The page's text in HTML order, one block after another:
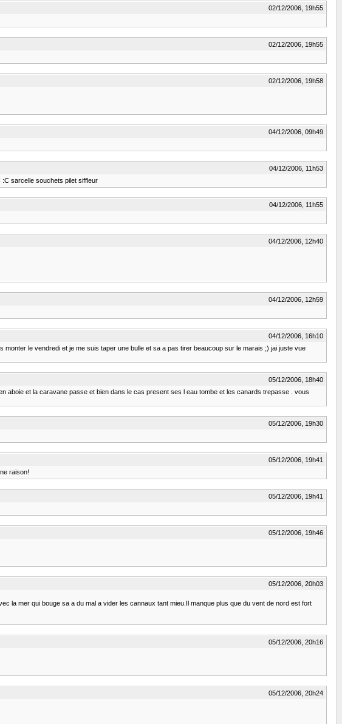
02/12/2006, 19h55
02/12/2006, 19h55
02/12/2006, 19h58
04/12/2006, 09h49
04/12/2006, 11h53
sarcelle souchets pilet siffleur
04/12/2006, 11h55
04/12/2006, 12h40
04/12/2006, 12h59
04/12/2006, 16h10
le vendredi et je me suis taper une bulle et sa a pas tirer beaucoup sur le marais ;) jai juste vue
05/12/2006, 18h40
et la caravane passe et bien dans le cas present ses l eau tombe et les canards trepasse . vous
05/12/2006, 19h30
05/12/2006, 19h41
raison!
05/12/2006, 19h41
05/12/2006, 19h46
05/12/2006, 20h03
la mer qui bouge sa a du mal a vider les cannaux tant mieu.Il manque plus que du vent de nord est fort
05/12/2006, 20h16
05/12/2006, 20h24